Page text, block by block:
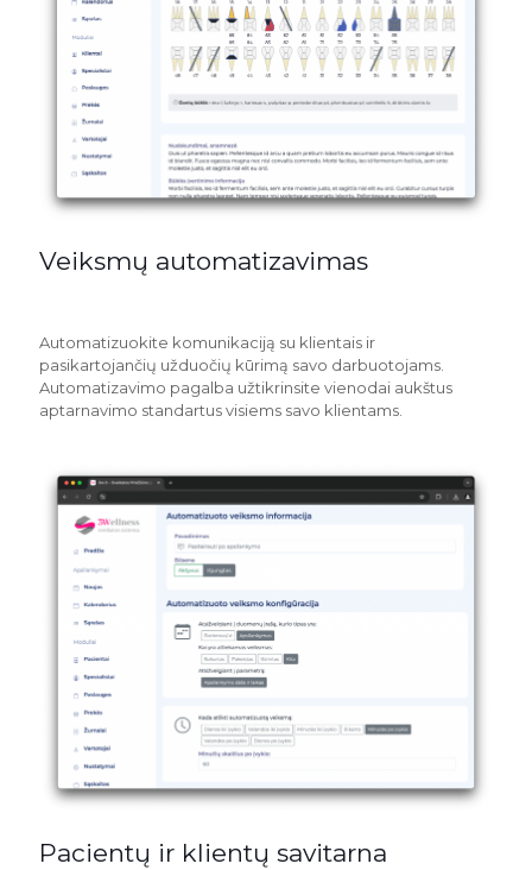
Veiksmų automatizavimas
Automatizuokite komunikaciją su klientais ir
pasikartojančių užduočių kūrimą savo darbuotojams.
Automatizavimo pagalba užtikrinsite vienodai aukštus
aptarnavimo standartus visiems savo klientams.
Pacientų ir klientų savitarna